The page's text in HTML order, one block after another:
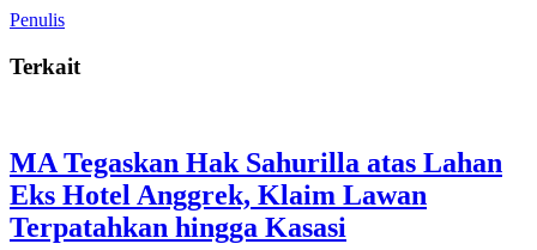
Penulis
Terkait
MA Tegaskan Hak Sahurilla atas Lahan
Eks Hotel Anggrek, Klaim Lawan
Terpatahkan hingga Kasasi